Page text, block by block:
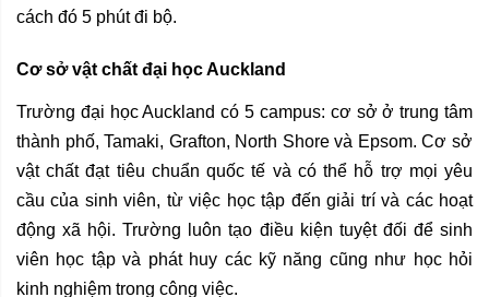
cách đó 5 phút đi bộ.
Cơ sở vật chất đại học Auckland
Trường đại học Auckland có 5 campus: cơ sở ở trung tâm
thành phố, Tamaki, Grafton, North Shore và Epsom. Cơ sở
vật chất đạt tiêu chuẩn quốc tế và có thể hỗ trợ mọi yêu
cầu của sinh viên, từ việc học tập đến giải trí và các hoạt
động xã hội. Trường luôn tạo điều kiện tuyệt đối để sinh
viên học tập và phát huy các kỹ năng cũng như học hỏi
kinh nghiệm trong công việc.